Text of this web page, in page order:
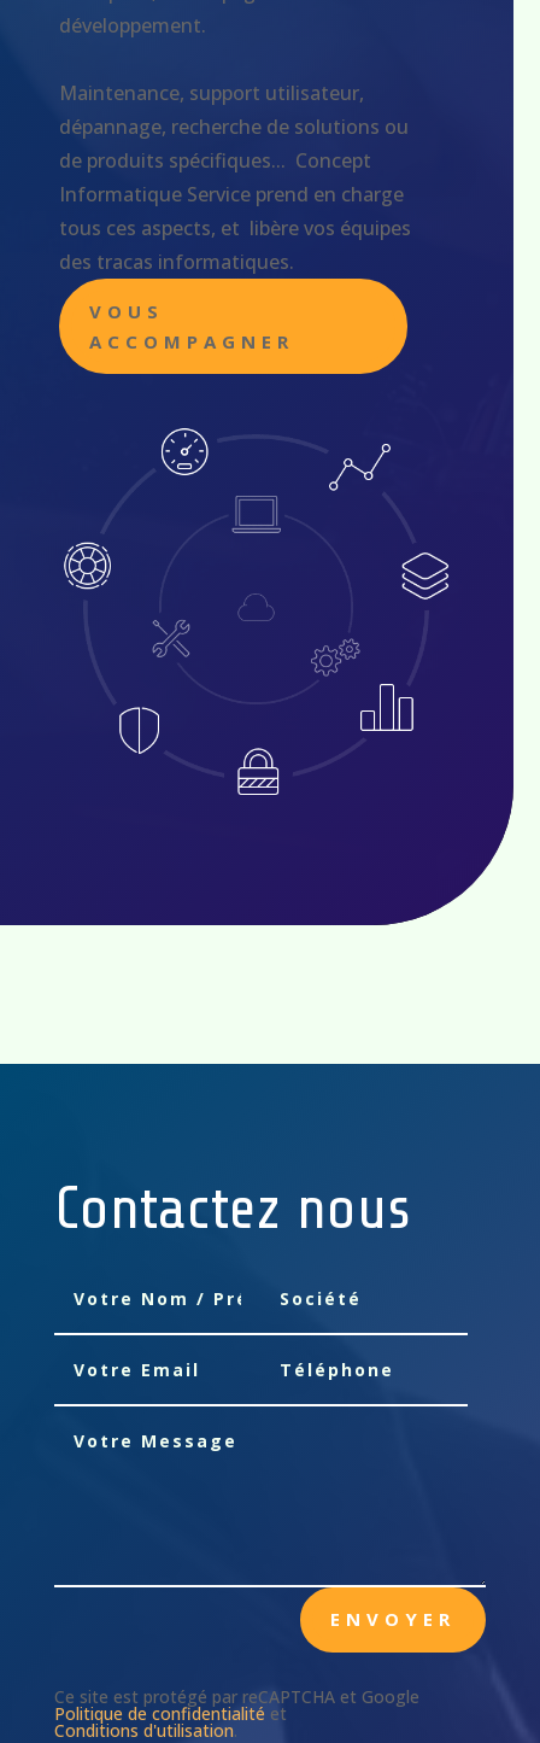
développement.
Maintenance, support utilisateur,
dépannage, recherche de solutions ou
de produits spécifiques... Concept
Informatique Service prend en charge
tous ces aspects, et libère vos équipes
des tracas informatiques.
VOUS
ACCOMPAGNER
HAUT DE PAGE
Contactez nous
ENVOYER
Ce site est protégé par reCAPTCHA et Google
Politique de confidentialité et
Conditions d'utilisation.